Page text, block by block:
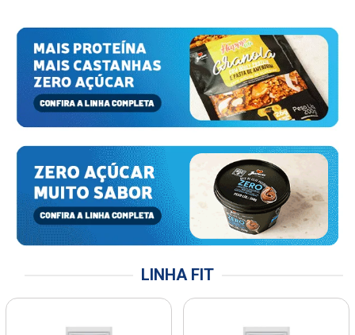
LINHA FIT